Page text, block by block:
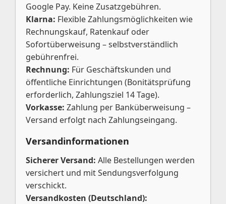
Google Pay. Keine Zusatzgebühren.
Klarna: Flexible Zahlungsmöglichkeiten wie
Rechnungskauf, Ratenkauf oder
Sofortüberweisung – selbstverständlich
gebührenfrei.
Rechnung: Für Geschäftskunden und
öffentliche Einrichtungen (Bonitätsprüfung
erforderlich, Zahlungsziel 14 Tage).
Vorkasse: Zahlung per Banküberweisung –
Versand erfolgt nach Zahlungseingang.
Versandinformationen
Sicherer Versand: Alle Bestellungen werden
versichert und mit Sendungsverfolgung
verschickt.
Versandkosten (Deutschland):